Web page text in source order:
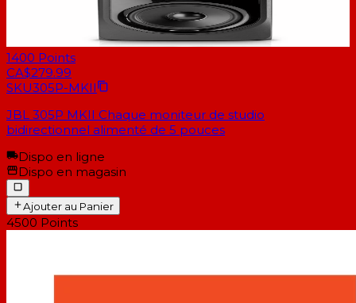
1400 Points
CA$279.99
SKU305P-MKII
JBL 305P MKII Chaque moniteur de studio
bidirectionnel alimenté de 5 pouces
Dispo en ligne
Dispo en magasin
Ajouter au Panier
4500 Points